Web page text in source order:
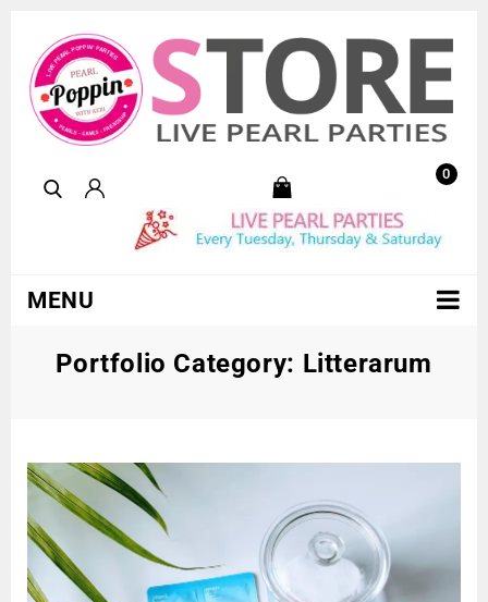
0
MENU
Portfolio Category: Litterarum